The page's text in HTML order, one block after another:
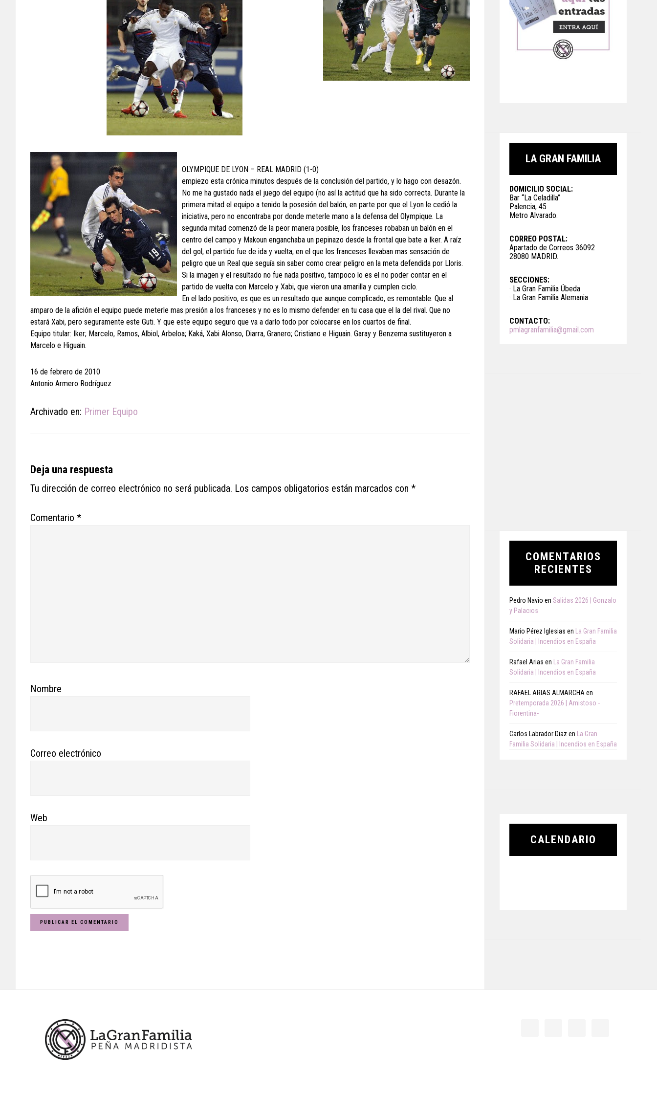
OLYMPIQUE DE LYON – REAL MADRID (1-0)
empiezo esta crónica minutos después de la conclusión del partido, y lo hago con desazón.
No me ha gustado nada el juego del equipo (no así la actitud que ha sido correcta. Durante la
primera mitad el equipo a tenido la posesión del balón, en parte por que el Lyon le cedió la
iniciativa, pero no encontraba por donde meterle mano a la defensa del Olympique. La
segunda mitad comenzó de la peor manera posible, los franceses robaban un balón en el
centro del campo y Makoun enganchaba un pepinazo desde la frontal que bate a Iker. A raíz
del gol, el partido fue de ida y vuelta, en el que los franceses llevaban mas sensación de
peligro que un Real que seguía sin saber como crear peligro en la meta defendida por Lloris.
Si la imagen y el resultado no fue nada positivo, tampoco lo es el no poder contar en el
partido de vuelta con Marcelo y Xabi, que vieron una amarilla y cumplen ciclo.
En el lado positivo, es que es un resultado que aunque complicado, es remontable. Que al
amparo de la afición el equipo puede meterle mas presión a los franceses y no es lo mismo defender en tu casa que el la del rival. Que no
estará Xabi, pero seguramente este Guti. Y que este equipo seguro que va a darlo todo por colocarse en los cuartos de final.
Equipo titular: Iker; Marcelo, Ramos, Albiol, Arbeloa; Kaká, Xabi Alonso, Diarra, Granero; Cristiano e Higuain. Garay y Benzema sustituyeron a
Marcelo e Higuain.
16 de febrero de 2010
Antonio Armero Rodríguez
Archivado en: Primer Equipo
Reader
Interactions
Deja una respuesta
Tu dirección de correo electrónico no será publicada. Los campos obligatorios están marcados con *
Comentario *
Nombre
Correo electrónico
Web
LA GRAN FAMILIA
DOMICILIO SOCIAL:
Bar “La Celadilla”
Palencia, 45
Metro Alvarado.
CORREO POSTAL:
Apartado de Correos 36092
28080 MADRID.
SECCIONES:
· La Gran Familia Úbeda
· La Gran Familia Alemania
CONTACTO:
pmlagranfamilia@gmail.com
COMENTARIOS
RECIENTES
Pedro Navio en Salidas 2026 | Gonzalo
y Palacios
Mario Pérez Iglesias en
La Gran Familia
Solidaria | Incendios en España
Rafael Arias en
La Gran Familia
Solidaria | Incendios en España
RAFAEL ARIAS ALMARCHA en
Pretemporada 2026 | Amistoso -
Fiorentina-
Carlos Labrador Diaz en
La Gran
Familia Solidaria | Incendios en España
CALENDARIO